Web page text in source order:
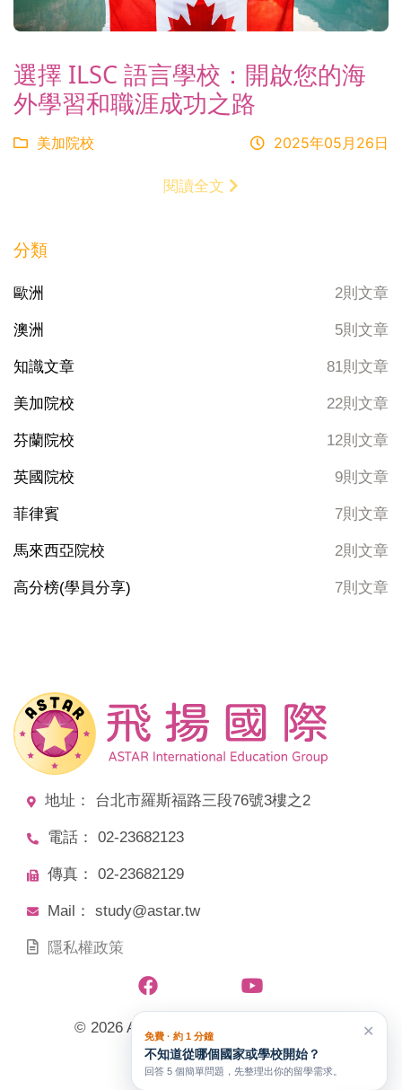
選擇 ILSC 語言學校：開啟您的海
外學習和職涯成功之路
美加院校 2025年05月26日
閱讀全文
分類
歐洲 2則文章
澳洲 5則文章
知識文章 81則文章
美加院校 22則文章
芬蘭院校 12則文章
英國院校 9則文章
菲律賓 7則文章
馬來西亞院校 2則文章
高分榜(學員分享) 7則文章
地址： 台北市羅斯福路三段76號3樓之2
電話： 02-23682123
傳真： 02-23682129
Mail： study@astar.tw
隱私權政策
© 2026 ASTAR飛揚國際教育文化事業
All Rights Reserved.
免費 · 約 1 分鐘
不知道從哪個國家或學校開始？
回答 5 個簡單問題，先整理出你的留學需求。
✕